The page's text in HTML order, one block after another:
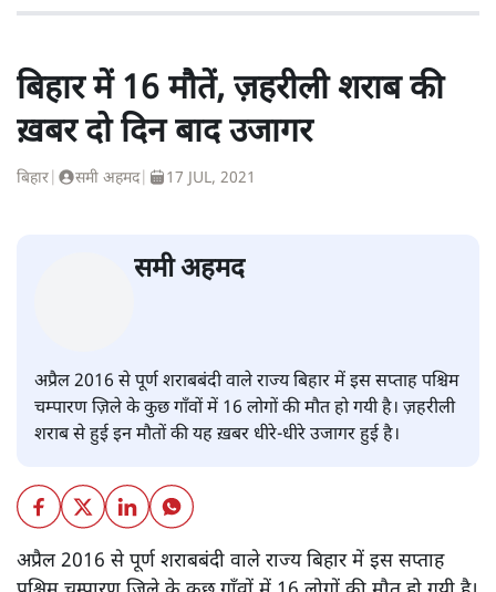
बिहार में 16 मौतें, ज़हरीली शराब की
ख़बर दो दिन बाद उजागर
बिहार समी अहमद| 17 JUL, 2021
समी अहमद